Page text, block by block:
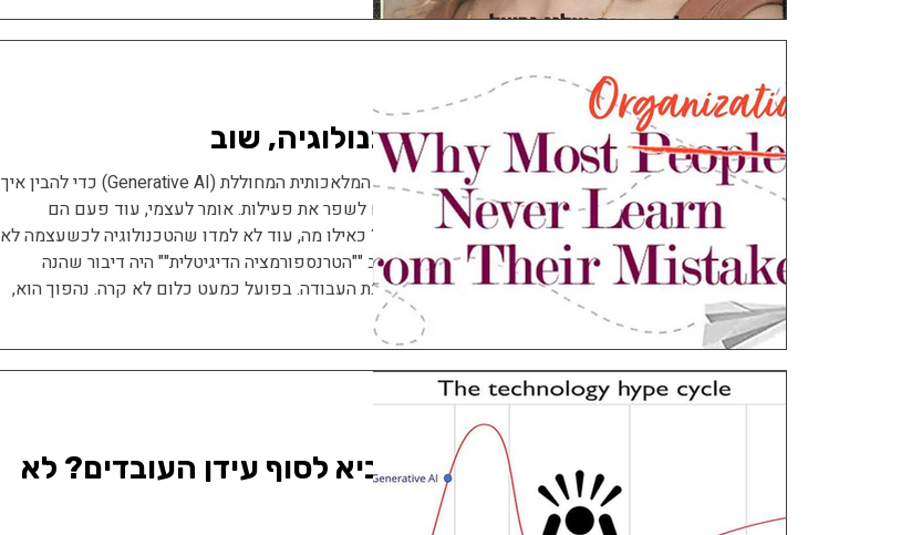
[ארכיון] ארגונים רצים אחרי טכנולוגיה, שוב
שומע על ארגונים המגיעים למפגשים על מהפכת הבינה המלאכותית המחוללת (Generative AI) כדי להבין איך
אפשר להטמיע את יישומי הבינה בארגון וכיצד הם יכולים לשפר את פעילות. אומר לעצמי, עוד פעם הם
חושבים שנמצא הגביע הקדוש שישפר להם את הארגון? כאילו מה, עוד לא למדו שהטכנולוגיה לכשעצמה לא
יכולה לעשות דבר? רק לפני 4-5 שנים בשיא ה הייפ סביב ""הטרנספורמציה הדיגיטלית"" היה דיבור שהנה
הדיגיטל ישביח את התנהלות הארגון ויביא פתרונות לסביבת העבודה. בפועל כמעט כלום לא קרה. נהפוך הוא,
פרויקטים נכשלו
19 ביולי 2023 זמן קריאה 2 דקות
[ארכיון] הבינה המלאכותית תביא לסוף עידן העובדים? לא